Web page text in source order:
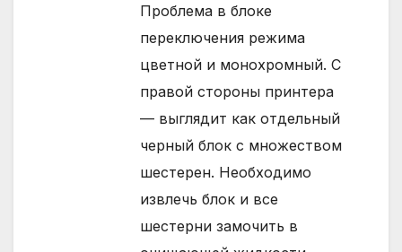
Проблема в блоке
переключения режима
цветной и монохромный. С
правой стороны принтера
— выглядит как отдельный
черный блок с множеством
шестерен. Необходимо
извлечь блок и все
шестерни замочить в